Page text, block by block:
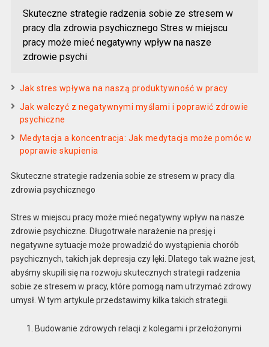
Skuteczne strategie radzenia sobie ze stresem w
pracy dla zdrowia psychicznego Stres w miejscu
pracy może mieć negatywny wpływ na nasze
zdrowie psychi
Jak stres wpływa na naszą produktywność w pracy
Jak walczyć z negatywnymi myślami i poprawić zdrowie
psychiczne
Medytacja a koncentracja: Jak medytacja może pomóc w
poprawie skupienia
Skuteczne strategie radzenia sobie ze stresem w pracy dla
zdrowia psychicznego
Stres w miejscu pracy może mieć negatywny wpływ na nasze
zdrowie psychiczne. Długotrwałe narażenie na presję i
negatywne sytuacje może prowadzić do wystąpienia chorób
psychicznych, takich jak depresja czy lęki. Dlatego tak ważne jest,
abyśmy skupili się na rozwoju skutecznych strategii radzenia
sobie ze stresem w pracy, które pomogą nam utrzymać zdrowy
umysł. W tym artykule przedstawimy kilka takich strategii.
Budowanie zdrowych relacji z kolegami i przełożonymi